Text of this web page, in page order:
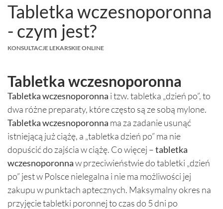
Tabletka wczesnoporonna
- czym jest?
KONSULTACJE LEKARSKIE ONLINE
Tabletka wczesnoporonna
Tabletka wczesnoporonna i tzw. tabletka „dzień po”, to
dwa różne preparaty, które często są ze sobą mylone.
Tabletka wczesnoporonna ma za zadanie usunąć
istniejącą już ciążę, a „tabletka dzień po” ma nie
dopuścić do zajścia w ciążę. Co więcej –tabletka
wczesnoporonnaw przeciwieństwie do tabletki „dzień
po” jest w Polsce nielegalna i nie ma możliwości jej
zakupu w punktach aptecznych. Maksymalny okres na
przyjęcie tabletki poronnej to czas do 5 dni po